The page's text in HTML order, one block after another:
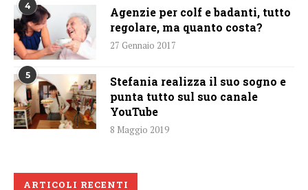
4
Agenzie per colf e badanti, tutto
regolare, ma quanto costa?
27 Gennaio 2017
5
Stefania realizza il suo sogno e
punta tutto sul suo canale
YouTube
8 Maggio 2019
ARTICOLI RECENTI